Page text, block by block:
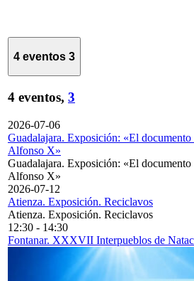
4 eventos 3
4 eventos, 3
2026-07-06
Guadalajara. Exposición: «El
Alfonso X»
Guadalajara. Exposición: «El
Alfonso X»
2026-07-12
Atienza. Exposición. Reciclavos
Atienza. Exposición. Reciclavos
12:30 - 14:30
Fontanar. XXXVII Interpueblos de